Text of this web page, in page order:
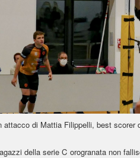
attacco di Mattia Filippelli, best
della serie C orogranata non